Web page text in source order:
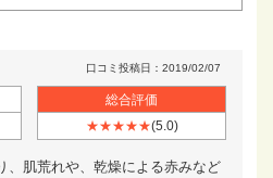
口コミ投稿日：2019/02/07
総合評価
★★★★★(5.0)
、肌荒れや、乾燥による赤みなど